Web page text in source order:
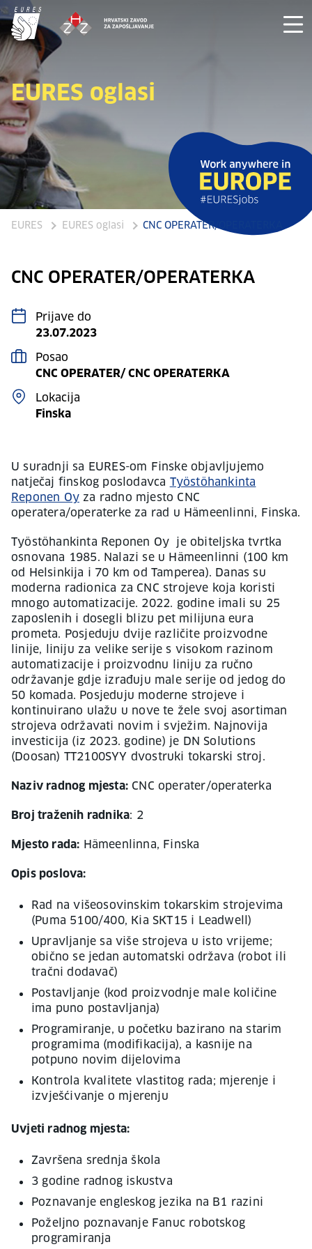
EURES oglasi
EURES EURES oglasi CNC OPERATER/OPERATERKA
CNC OPERATER/OPERATERKA
Prijave do
23.07.2023
Posao
CNC OPERATER/ CNC OPERATERKA
Lokacija
Finska
U suradnji sa EURES-om Finske objavljujemo
natječaj finskog poslodavca Työstöhankinta
Reponen Oy za radno mjesto CNC
operatera/operaterke za rad u Hämeenlinni, Finska.
Työstöhankinta Reponen Oy je obiteljska tvrtka
osnovana 1985. Nalazi se u Hämeenlinni (100 km
od Helsinkija i 70 km od Tamperea). Danas su
moderna radionica za CNC strojeve koja koristi
mnogo automatizacije. 2022. godine imali su 25
zaposlenih i dosegli blizu pet milijuna eura
prometa. Posjeduju dvije različite proizvodne
linije, liniju za velike serije s visokom razinom
automatizacije i proizvodnu liniju za ručno
održavanje gdje izrađuju male serije od jedog do
50 komada. Posjeduju moderne strojeve i
kontinuirano ulažu u nove te žele svoj asortiman
strojeva održavati novim i svježim. Najnovija
investicija (iz 2023. godine) je DN Solutions
(Doosan) TT2100SYY dvostruki tokarski stroj.
Naziv radnog mjesta: CNC operater/operaterka
Broj traženih radnika: 2
Mjesto rada: Hämeenlinna, Finska
Opis poslova:
Rad na višeosovinskim tokarskim strojevima
(Puma 5100/400, Kia SKT15 i Leadwell)
Upravljanje sa više strojeva u isto vrijeme;
obično se jedan automatski održava (robot ili
tračni dodavač)
Postavljanje (kod proizvodnje male količine
ima puno postavljanja)
Programiranje, u početku bazirano na starim
programima (modifikacija), a kasnije na
potpuno novim dijelovima
Kontrola kvalitete vlastitog rada; mjerenje i
izvješćivanje o mjerenju
Uvjeti radnog mjesta:
Završena srednja škola
3 godine radnog iskustva
Poznavanje engleskog jezika na B1 razini
Poželjno poznavanje Fanuc robotskog
programiranja